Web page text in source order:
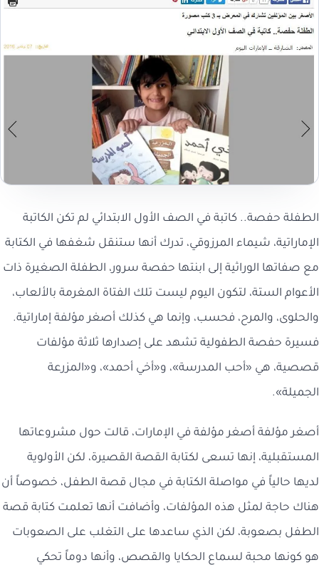
الطفلة حفصة.. كاتبة في الصف الأول الابتدائي لم تكن الكاتبة
الإماراتية، شيماء المرزوقي، تدرك أنها ستنقل شغفها في الكتابة
مع صفاتها الوراثية إلى ابنتها حفصة سرور، الطفلة الصغيرة ذات
الأعوام الستة، لتكون اليوم ليست تلك الفتاة المغرمة بالألعاب،
والحلوى، والمرح، فحسب، وإنما هي كذلك أصغر مؤلفة إماراتية.
فسيرة حفصة الطفولية تشهد على إصدارها ثلاثة مؤلفات
قصصية، هي «أحب المدرسة»، و«أخي أحمد»، و«المزرعة
الجميلة».
أصغر مؤلفة أصغر مؤلفة في الإمارات، قالت حول مشروعاتها
المستقبلية، إنها تسعى لكتابة القصة القصيرة، لكن الأولوية
لديها حالياً في مواصلة الكتابة في مجال قصة الطفل، خصوصاً أن
هناك حاجة لمثل هذه المؤلفات، وأضافت أنها تعلمت كتابة قصة
الطفل بصعوبة، لكن الذي ساعدها على التغلب على الصعوبات
هو كونها محبة لسماع الحكايا والقصص، وأنها دوماً تحكي